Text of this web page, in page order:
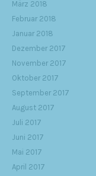
März 2018
Februar 2018
Januar 2018
Dezember 2017
November 2017
Oktober 2017
September 2017
August 2017
Juli 2017
Juni 2017
Mai 2017
April 2017